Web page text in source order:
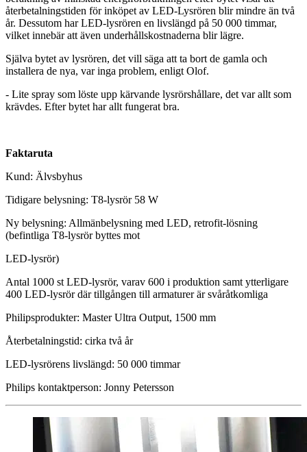
återbetalningstiden för inköpet av LED-Lysrören blir mindre än två
år. Dessutom har LED-lysrören en livslängd på 50 000 timmar,
vilket innebär att även underhållskostnaderna blir lägre.
Själva bytet av lysrören, det vill säga att ta bort de gamla och
installera de nya, var inga problem, enligt Olof.
- Lite spray som löste upp kärvande lysrörshållare, det var allt som
krävdes. Efter bytet har allt fungerat bra.
Faktaruta
Kund: Älvsbyhus
Tidigare belysning: T8-lysrör 58 W
Ny belysning: Allmänbelysning med LED, retrofit-lösning
(befintliga T8-lysrör byttes mot
LED-lysrör)
Antal 1000 st LED-lysrör, varav 600 i produktion samt ytterligare
400 LED-lysrör där tillgången till armaturer är svåråtkomliga
Philipsprodukter: Master Ultra Output, 1500 mm
Återbetalningstid: cirka två år
LED-lysrörens livslängd: 50 000 timmar
Philips kontaktperson: Jonny Petersson